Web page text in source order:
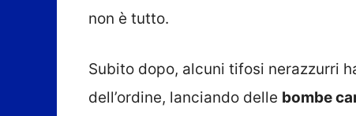
non è tutto.
Subito dopo, alcuni tifosi nerazzurri
dell’ordine, lanciando delle bombe